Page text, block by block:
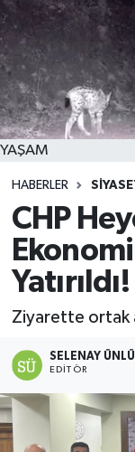
YAŞAM
HABERLER
CHP
Yatırıldı!
Ziyarette ortak
SELENAY ÜNLÜ
EDITÖR